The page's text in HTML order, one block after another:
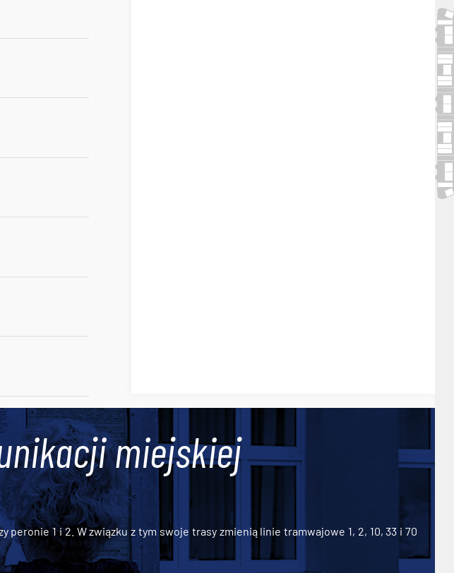
miejskiej
1 i 2. W związku z tym swoje trasy zmienią linie tramwajowe 1, 2, 10, 33 i 70